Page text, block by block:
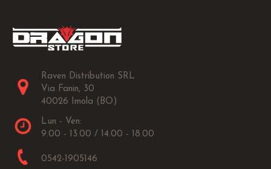
Raven Distribution SRL
Via Fanin, 30
40026 Imola (BO)
Lun - Ven:
9.00 - 13.00 / 14.00 - 18.00
0542-1905146